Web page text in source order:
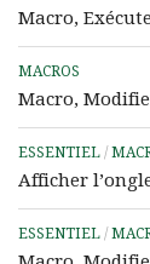
Macro,
MACROS
Macro,
ESSENTIEL /
Afficher
ESSENTIEL /